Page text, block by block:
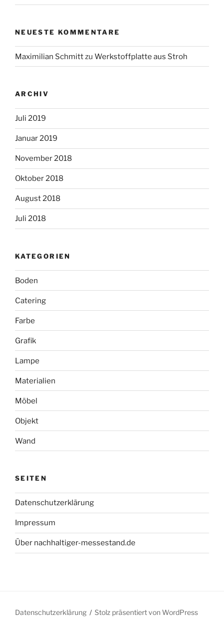
NEUESTE KOMMENTARE
Maximilian Schmittzu Werkstoffplatte aus Stroh
ARCHIV
Juli 2019
Januar 2019
November 2018
Oktober 2018
August 2018
Juli 2018
KATEGORIEN
Boden
Catering
Farbe
Grafik
Lampe
Materialien
Möbel
Objekt
Wand
SEITEN
Datenschutzerklärung
Impressum
Über nachhaltiger-messestand.de
Datenschutzerklärung Stolz präsentiert von WordPress